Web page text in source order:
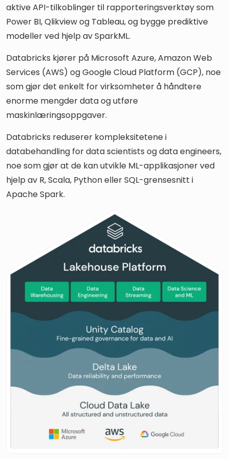
aktive API-tilkoblinger til rapporteringsverktøy som
Power BI, Qlikview og Tableau, og bygge prediktive
modeller ved hjelp av SparkML.
Databricks kjører på Microsoft Azure, Amazon Web
Services (AWS) og Google Cloud Platform (GCP), noe
som gjør det enkelt for virksomheter å håndtere
enorme mengder data og utføre
maskinlæringsoppgaver.
Databricks reduserer kompleksitetene i
databehandling for data scientists og data engineers,
noe som gjør at de kan utvikle ML-applikasjoner ved
hjelp av R, Scala, Python eller SQL-grensesnitt i
Apache Spark.